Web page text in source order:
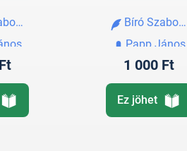
Bíró Szabolcs
Papp János
1 000 Ft
Ez jöhet